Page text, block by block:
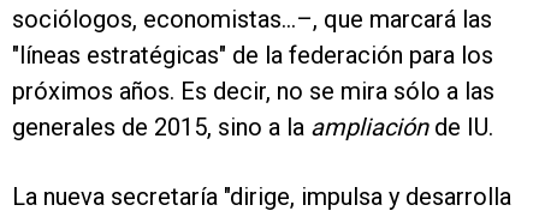
sociólogos, economistas...–, que marcará las
"líneas estratégicas" de la federación para los
próximos años. Es decir, no se mira sólo a las
generales de 2015, sino a la ampliación de IU.
La nueva secretaría "dirige, impulsa y desarrolla